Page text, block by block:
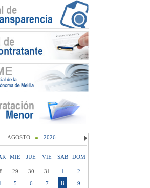
AGOSTO 2026
MIE JUE VIE SAB DOM
29 30 31 1
2
5 6 7 8
9